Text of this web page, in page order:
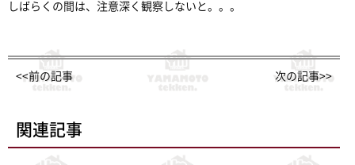
しばらくの間は、注意深く観察しないと。。。
<<前の記事 次の記事>>
関連記事